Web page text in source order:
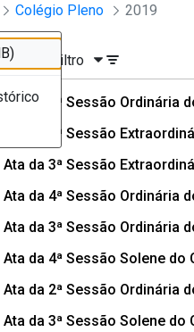
principal -
Colégio Pleno 2019
Filtro
Ata da 5ª Sessão Ordinária
Ata da 4ª Sessão
Ata da 3ª Sessão
Ata da 4ª Sessão Ordinária
Ata da 3ª Sessão Ordinária
Ata da 4ª Sessão Solene do
Ata da 2ª Sessão Ordinária
Ata da 3ª Sessão Solene do